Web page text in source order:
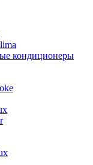
кондиционеры